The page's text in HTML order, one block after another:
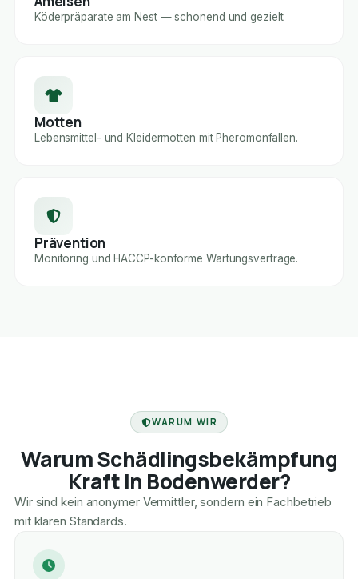
Köderpräparate am Nest — schonend und gezielt.
Motten
Lebensmittel- und Kleidermotten mit Pheromonfallen.
Prävention
Monitoring und HACCP-konforme Wartungsverträge.
WARUM WIR
Warum Schädlingsbekämpfung
Kraft in Bodenwerder?
Wir sind kein anonymer Vermittler, sondern ein Fachbetrieb
mit klaren Standards.